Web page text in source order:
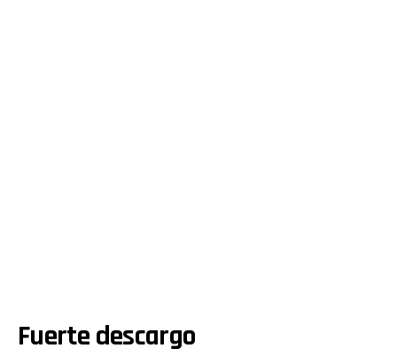
Fuerte descargo